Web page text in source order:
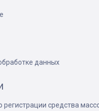
данных
регистрации средства